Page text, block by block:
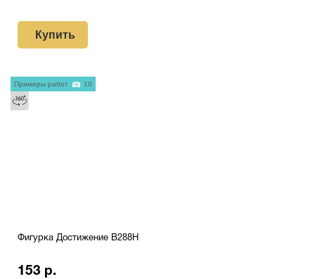
Купить
Фигурка Достижение B288H
153 р.
Примеры работ 10